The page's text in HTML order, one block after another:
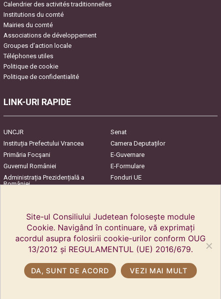
Calendrier des activités traditionnelles
Institutions du comté
Mairies du comté
Associations de développement
Groupes d’action locale
Téléphones utiles
Politique de cookie
Politique de confidentialité
LINK-URI RAPIDE
UNCJR
Senat
Instituția Prefectului Vrancea
Camera Deputaților
Primăria Focşani
E-Guvernare
Guvernul României
E-Formulare
Administrația Prezidențială a
României
Fonduri UE
Site-ul Consiliului Judetean folosește module
Cookie. Navigând în continuare, vă exprimați
acordul asupra folosirii cookie-urilor conform OUG
13/2012 și REGULAMENTUL (UE) 2016/679.
DA, SUNT DE ACORD VEZI MAI MULT